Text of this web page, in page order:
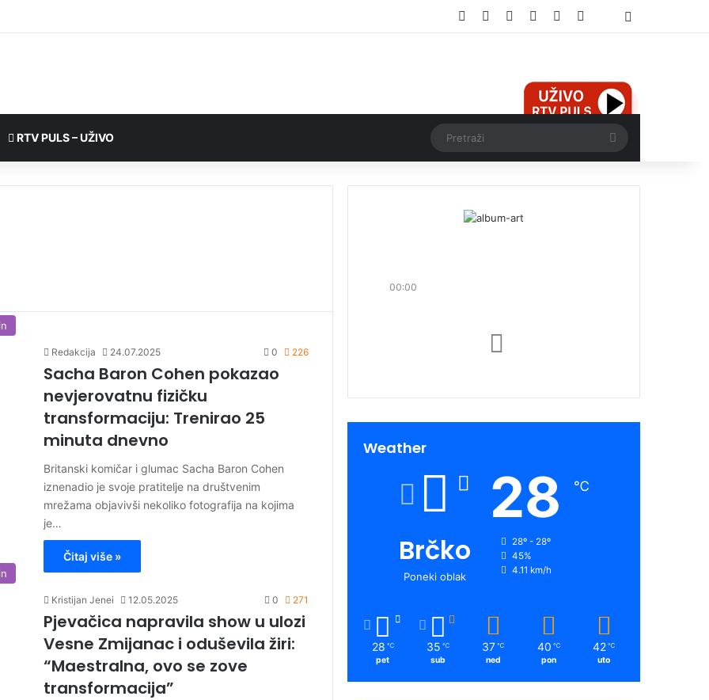
Facebook PinterestYouTubeInstagram Threads
RTV PULS – UŽIVO
Redakcija 24.07.2025 0 226
Sacha Baron Cohen pokazao
nevjerovatnu fizičku
transformaciju: Trenirao 25
minuta dnevno
Britanski komičar i glumac Sacha Baron Cohen
iznenadio je svoje pratitelje na društvenim
mrežama objavivši nekoliko fotografija na kojima
je…
Čitaj više »
Kristijan Jenei 12.05.2025 0 271
Pjevačica napravila show u ulozi
Vesne Zmijanac i oduševila žiri:
“Maestralna, ovo se zove
transformacija”
00:00
Weather
Brčko
Poneki oblak
28 ℃
28º - 28º
45%
4.11 km/h
28 ℃
pet
35 ℃
sub
37 ℃
ned
40 ℃
pon
42 ℃
uto